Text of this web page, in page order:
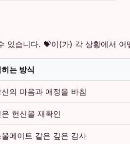
있습니다. 💝이(가) 각 상황에서 어
는 방식
신의 마음과 애정을 바침
은 헌신을 재확인
울메이트 같은 깊은 감사